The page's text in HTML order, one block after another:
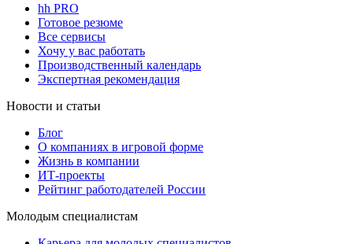
hh PRO
Готовое резюме
Все сервисы
Хочу у вас работать
Производственный календарь
Экспертная рекомендация
Новости и статьи
Блог
О компаниях в игровой форме
Жизнь в компании
ИТ-проекты
Рейтинг работодателей России
Молодым специалистам